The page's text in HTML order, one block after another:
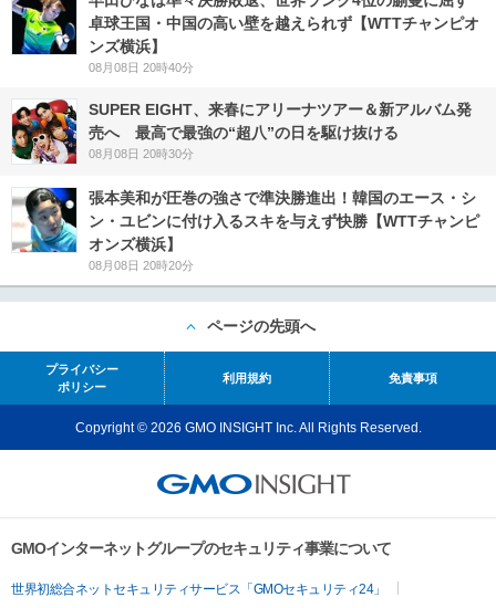
卓球王国・中国の高い壁を越えられず【WTTチャンピオ
ンズ横浜】
08月08日 20時40分
SUPER EIGHT、来春にアリーナツアー＆新アルバム発
売へ 最高で最強の“超八”の日を駆け抜ける
08月08日 20時30分
張本美和が圧巻の強さで準決勝進出！韓国のエース・シ
ン・ユビンに付け入るスキを与えず快勝【WTTチャンピ
オンズ横浜】
08月08日 20時20分
ページの先頭へ
プライバシー
ポリシー
利用規約 免責事項
Copyright © 2026 GMO INSIGHT Inc. All Rights Reserved.
GMOインターネットグループのセキュリティ事業について
世界初総合ネットセキュリティサービス「GMOセキュリティ24」